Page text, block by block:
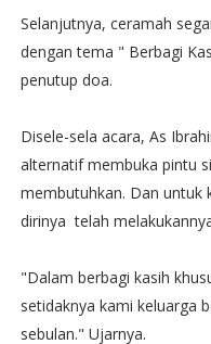
Selanjutnya, ceramah
dengan tema " Berbagi
penutup doa.
Disele-sela acara, As
alternatif membuka pintu
membutuhkan. Dan untuk
dirinya telah
"Dalam berbagi kasih
setidaknya kami keluarga
sebulan." Ujarnya.